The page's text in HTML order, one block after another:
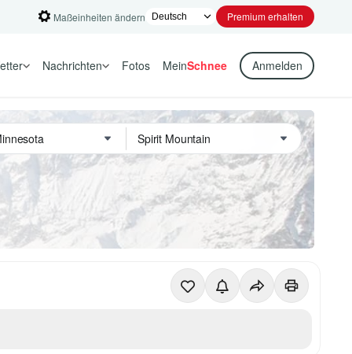
Maßeinheiten ändern Premium erhalten
Nachrichten Fotos MeinSchnee Anmelden